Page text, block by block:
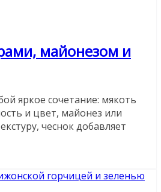
майонезом и
яркое сочетание: мякоть
и цвет, майонез или
чеснок добавляет